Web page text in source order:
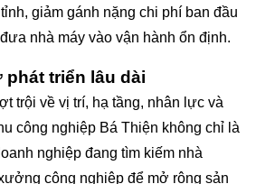
giảm gánh nặng chi phí ban đầu
nhà máy vào vận hành ổn định.
phát triển lâu dài
trội về vị trí, hạ tầng, nhân lực và
công nghiệp Bá Thiện không chỉ là
nghiệp đang tìm kiếm nhà
công nghiệp để mở rộng sản